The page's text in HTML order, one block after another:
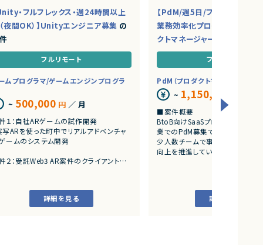
・フルフレックス・週24時間以上
夜間OK）】Unityエンジニア募集 の
フルリモート
ムプログラマ/ゲームエンジンプログラ
~ 500,000 円 ／ 月
１：自社ARゲームの試作開発
写ARを使った町中でリアルアドベンチャ
ームのシステム開発
２：受託Web3 AR案件のクライアント開
詳細を見る
【PdM/週5日/フルリモ】AI・
業務効率化プロダクトを推進
クトマネージャー募集
フルリモート
PdM（プロダクトマネージャー）
~ 1,150,000
■案件概要
BtoB向けSaaSプロダクトを展開
業でのPdM募集です。
少人数チームで事業成長とプロ
向上を推進しています。
・ワークフロー管理サービス
・業務管理サービス詳細を見る